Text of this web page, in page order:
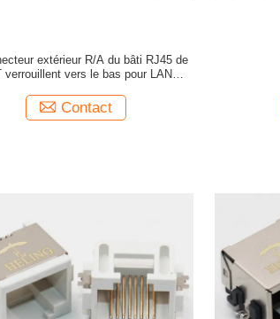
extérieur R/A du bâti RJ45 de
verrouillent vers le bas pour LAN
Contact